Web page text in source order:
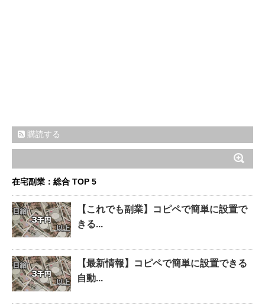
購読する
在宅副業：総合 TOP 5
【これでも副業】コピペで簡単に設置で
きる...
【最新情報】コピペで簡単に設置できる
自動...